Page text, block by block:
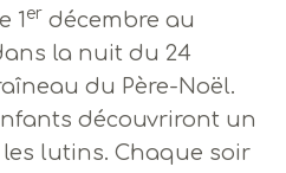
1 er décembre au
la nuit du 24
du Père-Noël.
découvriront un
lutins. Chaque soir